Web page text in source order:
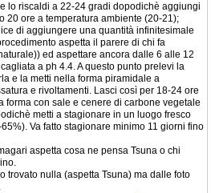
lo riscaldi a 22-24 gradi dopodichè aggiungi
20 ore a temperatura ambiente (20-21);
di aggiungere una quantità infinitesimale
aspetta il parere di chi fa
ed aspettare ancora dalle 6 alle 12
a ph 4.4. A questo punto prelevi la
e la metti nella forma piramidale a
e rivoltamenti. Lasci così per 18-24 ore
forma con sale e cenere di carbone vegetale
metti a stagionare in un luogo fresco
Va fatto stagionare minimo 11 giorni fino
aspetta cosa ne pensa Tsuna o chi
trovato nulla (aspetta Tsuna) ma dalle foto